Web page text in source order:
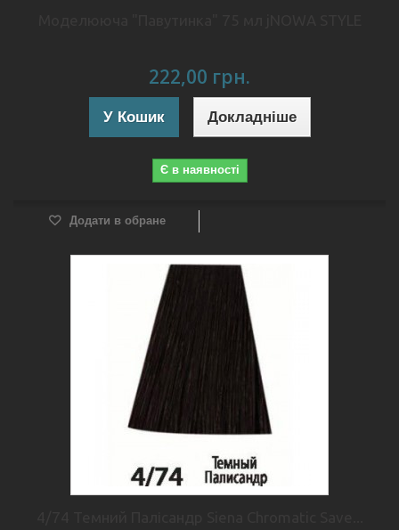
222,00 грн.
У Кошик Докладніше
Є в наявності
Додати в обране